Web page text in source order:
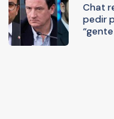
Chat
pedir